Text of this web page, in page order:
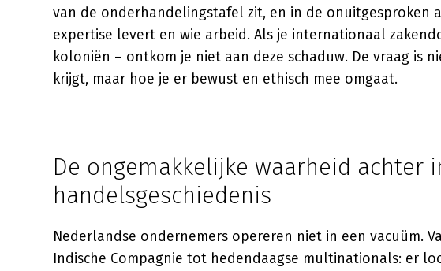
van de onderhandelingstafel zit, en in de onuitgesproken
expertise levert en wie arbeid. Als je internationaal
koloniën – ontkom je niet aan deze schaduw. De vraag is
krijgt, maar hoe je er bewust en ethisch mee omgaat.
De ongemakkelijke waarheid achter
handelsgeschiedenis
Nederlandse ondernemers opereren niet in een vacuüm.
Indische Compagnie tot hedendaagse multinationals: er